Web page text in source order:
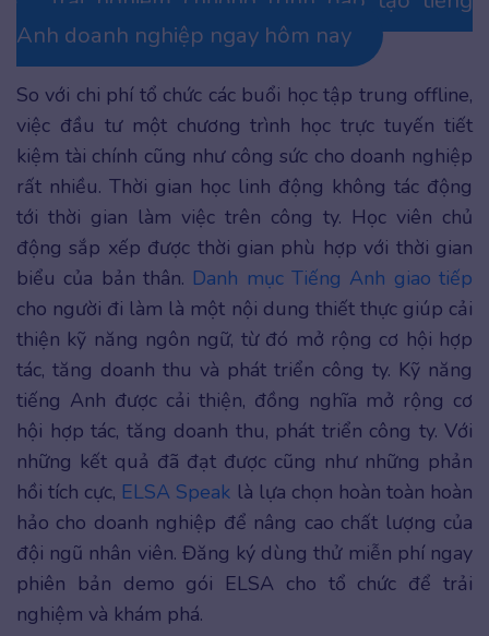
Anh doanh nghiệp ngay hôm nay
So với chi phí tổ chức các buổi học tập trung offline,
việc đầu tư một chương trình học trực tuyến tiết
kiệm tài chính cũng như công sức cho doanh nghiệp
rất nhiều. Thời gian học linh động không tác động
tới thời gian làm việc trên công ty. Học viên chủ
động sắp xếp được thời gian phù hợp với thời gian
biểu của bản thân. Danh mục Tiếng Anh giao tiếp
cho người đi làm là một nội dung thiết thực giúp cải
thiện kỹ năng ngôn ngữ, từ đó mở rộng cơ hội hợp
tác, tăng doanh thu và phát triển công ty. Kỹ năng
tiếng Anh được cải thiện, đồng nghĩa mở rộng cơ
hội hợp tác, tăng doanh thu, phát triển công ty. Với
những kết quả đã đạt được cũng như những phản
hồi tích cực, ELSA Speak là lựa chọn hoàn toàn hoàn
hảo cho doanh nghiệp để nâng cao chất lượng của
đội ngũ nhân viên. Đăng ký dùng thử miễn phí ngay
phiên bản demo gói ELSA cho tổ chức để trải
nghiệm và khám phá.